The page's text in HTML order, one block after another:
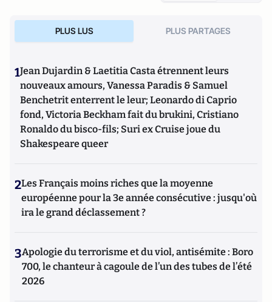
PLUS LUS PLUS PARTAGES
1Jean Dujardin & Laetitia Casta étrennent leurs
nouveaux amours, Vanessa Paradis & Samuel
Benchetrit enterrent le leur; Leonardo di Caprio
fond, Victoria Beckham fait du brukini, Cristiano
Ronaldo du bisco-fils; Suri ex Cruise joue du
Shakespeare queer
2Les Français moins riches que la moyenne
européenne pour la 3e année consécutive : jusqu'où
ira le grand déclassement ?
3Apologie du terrorisme et du viol, antisémite : Boro
700, le chanteur à cagoule de l’un des tubes de l’été
2026